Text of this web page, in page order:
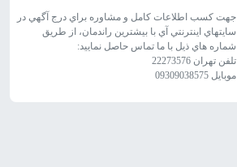
جهت کسب اطلاعات کامل و مشاوره براي درج آگهي در
سايتهاي اينترنتي آي با بيشترين راندمان، از طريق
شماره هاي ذيل با ما تماس حاصل نماييد:
تلفن تهران 22273576
موبايل 09309038575